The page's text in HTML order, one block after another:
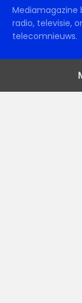
Mediamagazine
radio, televisie,
telecomnieuws.